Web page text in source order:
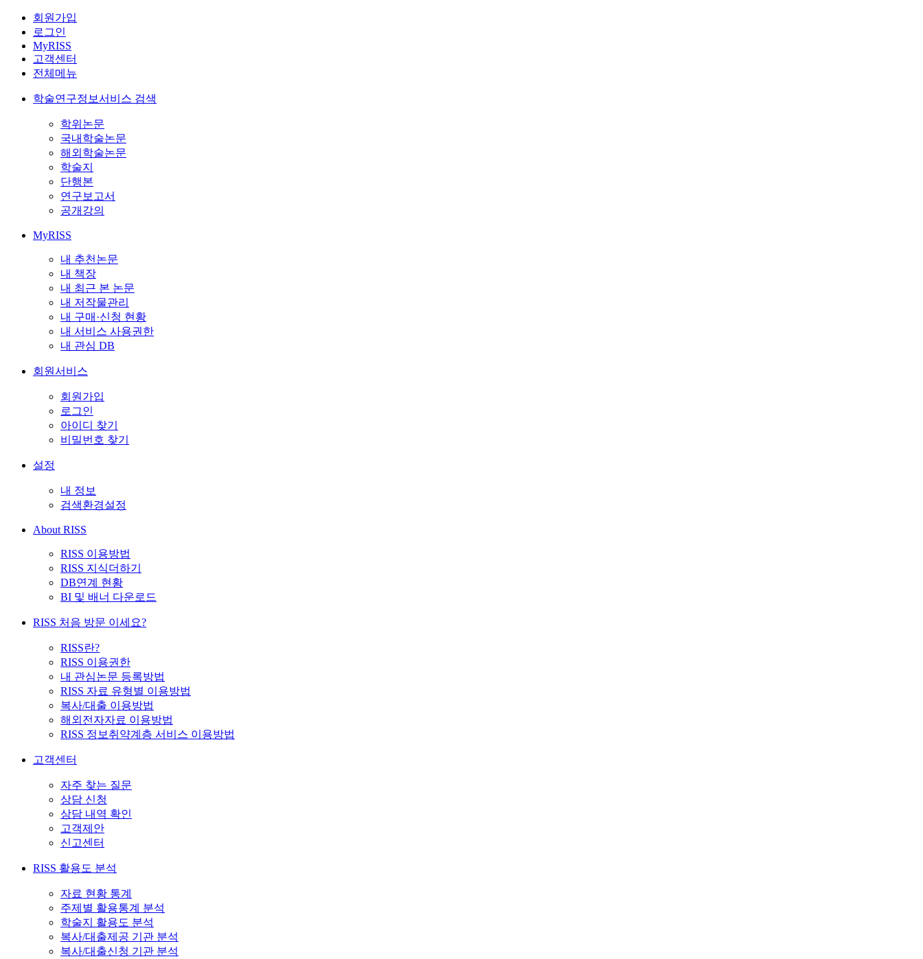
회원가입
로그인
MyRISS
고객센터
전체메뉴
학술연구정보서비스 검색
학위논문
국내학술논문
해외학술논문
학술지
단행본
연구보고서
공개강의
MyRISS
내 추천논문
내 책장
내 최근 본 논문
내 저작물관리
내 구매·신청 현황
내 서비스 사용권한
내 관심 DB
회원서비스
회원가입
로그인
아이디 찾기
비밀번호 찾기
설정
내 정보
검색환경설정
About RISS
RISS 이용방법
RISS 지식더하기
DB연계 현황
BI 및 배너 다운로드
RISS 처음 방문 이세요?
RISS란?
RISS 이용권한
내 관심논문 등록방법
RISS 자료 유형별 이용방법
복사/대출 이용방법
해외전자자료 이용방법
RISS 정보취약계층 서비스 이용방법
고객센터
자주 찾는 질문
상담 신청
상담 내역 확인
고객제안
신고센터
RISS 활용도 분석
자료 현황 통계
주제별 활용통계 분석
학술지 활용도 분석
복사/대출제공 기관 분석
복사/대출신청 기관 분석